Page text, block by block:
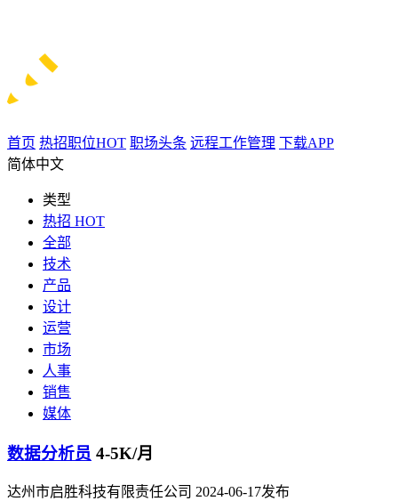
首页 热招职位HOT 职场头条 远程工作管理 下载APP
简体中文
类型
热招 HOT
全部
技术
产品
设计
运营
市场
人事
销售
媒体
数据分析员 4-5K/月
达州市启胜科技有限责任公司 2024-06-17发布